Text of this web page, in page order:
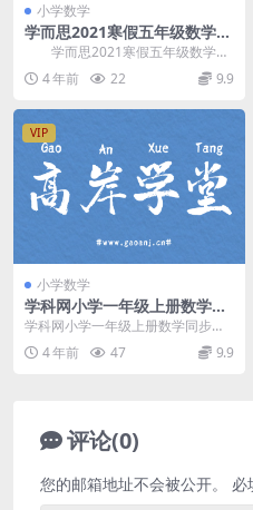
小学数学
学而思2021寒假五年级数学创
新班刘震宇（完结）百度网盘
分享
学而思2021寒假五年级数学创
新班刘震宇，完结版百度网盘分享
小学数学课程13...
4 年前 22 9.9
VIP
小学数学
学科网小学一年级上册数学同
步课人教新课标（1.83G高清
视频）百度网盘分享
学科网小学一年级上册数学同步课
人教新课标，百度网盘小学数学课
程1.83G高清视频...
4 年前 47 9.9
评论(0)
您的邮箱地址不会被公开。 必